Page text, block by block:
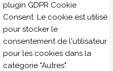
plugin GDPR Cookie
Consent. Le cookie est utilisé
pour stocker le
consentement de l'utilisateur
pour les cookies dans la
catégorie "Autres".